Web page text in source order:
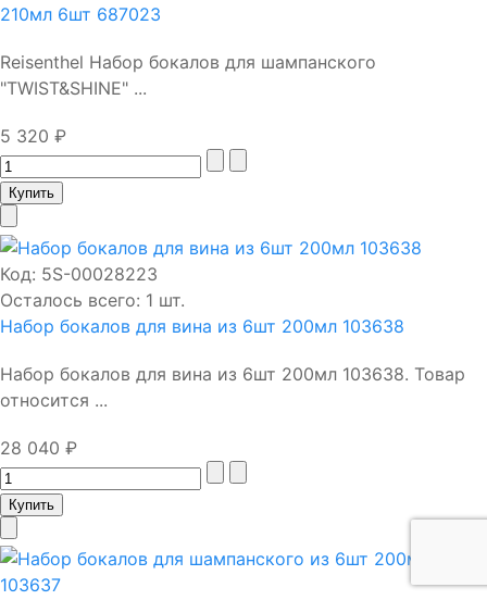
210мл 6шт 687023
Reisenthel Набор бокалов для шампанского
"TWIST&SHINE" ...
5 320 ₽
Код: 5S-00028223
Осталось всего: 1 шт.
Набор бокалов для вина из 6шт 200мл 103638
Набор бокалов для вина из 6шт 200мл 103638. Товар
относится ...
28 040 ₽